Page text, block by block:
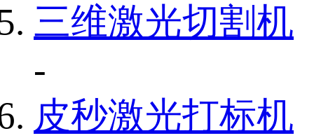
三维激光切割机
-
皮秒激光打标机